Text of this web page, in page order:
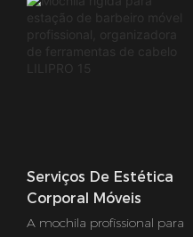
Serviços De Estética
Corporal Móveis
A mochila profissional para